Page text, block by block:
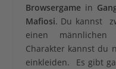
Browsergamein
Mafiosi. Du kannst
einen männlichen
Charakter kannst du
einkleiden. Es gibt